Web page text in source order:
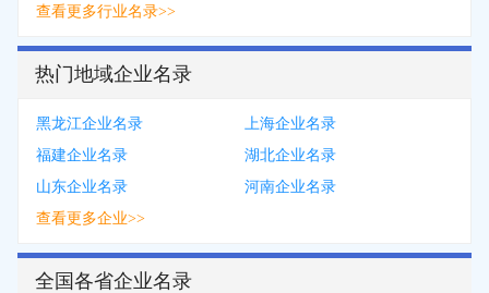
查看更多行业名录>>
热门地域企业名录
黑龙江企业名录
上海企业名录
福建企业名录
湖北企业名录
山东企业名录
河南企业名录
查看更多企业>>
全国各省企业名录